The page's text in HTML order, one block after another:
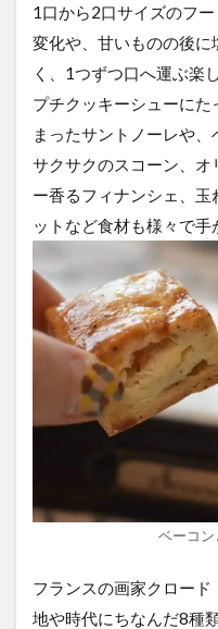
1口から2口サイズのフ
変化や、甘いものの後に
く、1つずつ口へ運ぶ楽
プチクッキーシューに
まったサントノーレや
サクサクのスコーン、オ
ー香るフィナンシェ、
ットなど食材も様々で手
ベーコ
フランスの画家クロー
地や時代にちなんだ8種